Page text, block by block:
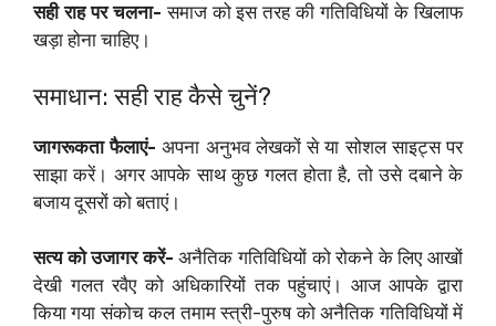
सही राह पर चलना-समाज को इस तरह की गतिविधियों के खिलाफ
खड़ा होना चाहिए।
समाधान: सही राह कैसे चुनें?
जागरूकता फैलाएं- अपना अनुभव लेखकों से या सोशल साइट्स पर
साझा करें। अगर आपके साथ कुछ गलत होता है, तो उसे दबाने के
बजाय दूसरों को बताएं।
सत्य को उजागर करें-अनैतिक गतिविधियों को रोकने के लिए आखों
देखी गलत रवैए को अधिकारियों तक पहुंचाएं। आज आपके द्वारा
किया गया संकोच कल तमाम स्त्री-पुरुष को अनैतिक गतिविधियों में